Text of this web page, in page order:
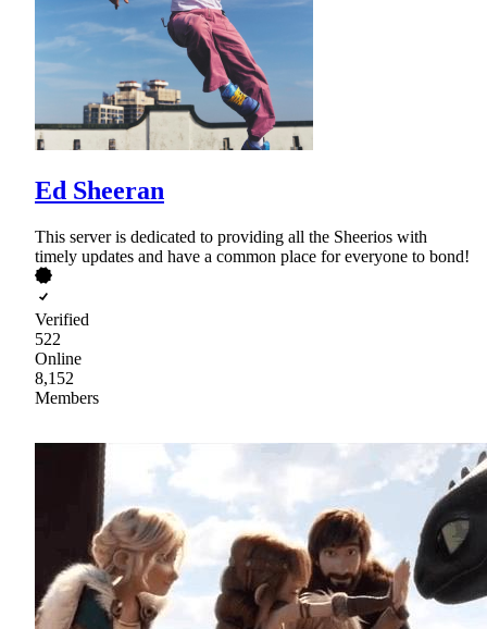
Ed Sheeran
This server is dedicated to providing all the Sheerios with
timely updates and have a common place for everyone to bond!
Verified
522
Online
8,152
Members